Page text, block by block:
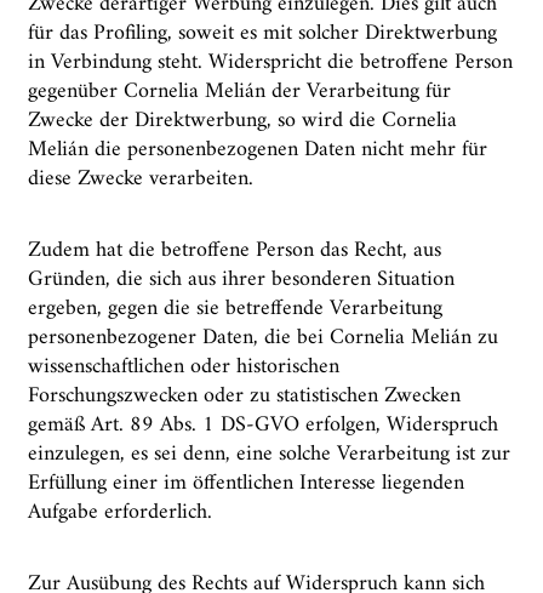
für das Profiling, soweit es mit solcher Direktwerbung
in Verbindung steht. Widerspricht die betroffene Person
gegenüber Cornelia Melián der Verarbeitung für
Zwecke der Direktwerbung, so wird die Cornelia
Melián die personenbezogenen Daten nicht mehr für
diese Zwecke verarbeiten.
Zudem hat die betroffene Person das Recht, aus
Gründen, die sich aus ihrer besonderen Situation
ergeben, gegen die sie betreffende Verarbeitung
personenbezogener Daten, die bei Cornelia Melián zu
wissenschaftlichen oder historischen
Forschungszwecken oder zu statistischen Zwecken
gemäß Art. 89 Abs. 1 DS-GVO erfolgen, Widerspruch
einzulegen, es sei denn, eine solche Verarbeitung ist zur
Erfüllung einer im öffentlichen Interesse liegenden
Aufgabe erforderlich.
Zur Ausübung des Rechts auf Widerspruch kann sich